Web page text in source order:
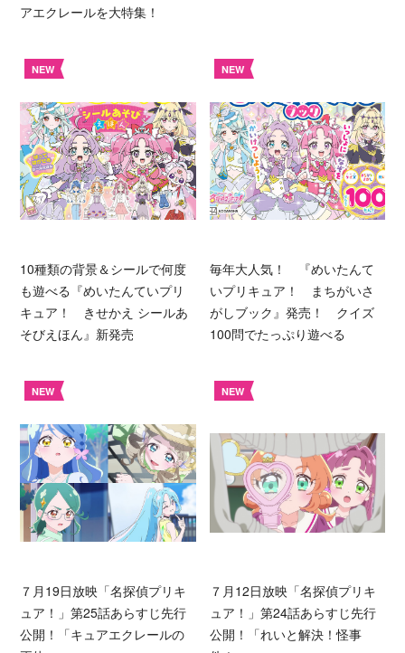
アエクレールを大特集！
NEW
10種類の背景＆シールで何度
も遊べる『めいたんていプリ
キュア！ きせかえ シールあ
そびえほん』新発売
NEW
毎年大人気！ 『めいたんて
いプリキュア！ まちがいさ
がしブック』発売！ クイズ
100問でたっぷり遊べる
NEW
７月19日放映「名探偵プリキ
ュア！」第25話あらすじ先行
公開！「キュアエクレールの
NEW
７月12日放映「名探偵プリキ
ュア！」第24話あらすじ先行
公開！「れいと解決！怪事